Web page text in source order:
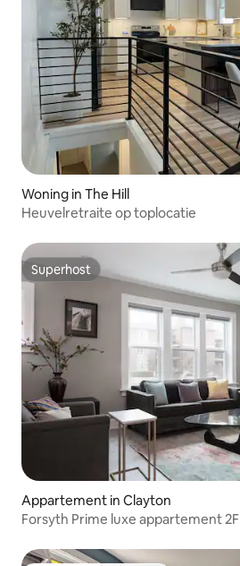
Woning in The Hill
Heuvelretraite op toplocatie
Superhost
Superhost
Appartement in Clayton
Forsyth Prime luxe appartement 2F